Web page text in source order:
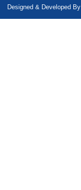
Designed & Developed By